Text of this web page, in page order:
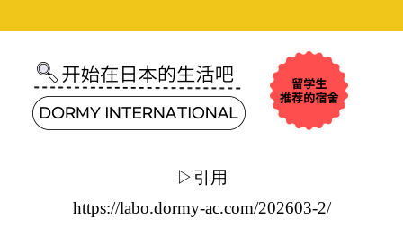
▷引用
https://labo.dormy-ac.com/202603-2/